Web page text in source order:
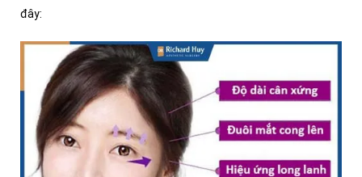
đây: